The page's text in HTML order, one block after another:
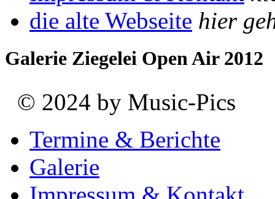
die alte Webseite hier
Galerie Ziegelei Open Air 2012
© 2024 by Music-Pics
Termine & Berichte
Galerie